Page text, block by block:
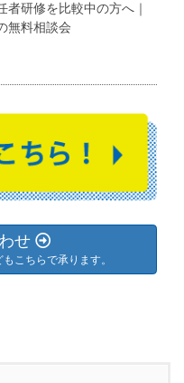
者研修を比較中の方へ｜
無料相談会
せ
こちらで承ります。